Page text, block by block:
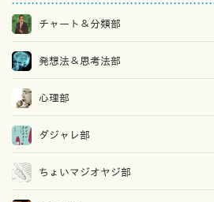
チャート＆分類部
発想法＆思考法部
心理部
ダジャレ部
ちょいマジオヤジ部